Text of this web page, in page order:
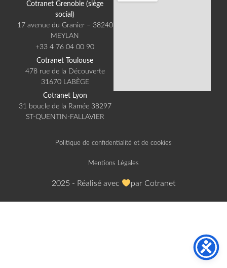
Cotranet Grenoble (siège
social)​
17 avenue du Granier – 38240
MEYLAN​
+33 4 76 04 00 90​
Cotranet Toulouse​
478 rue de la Découverte
31670 LABÈGE​
Cotranet Lyon​
31 boucle de la Ramée 38297
ST-QUENTIN-FALLAVIER​
Politique de confidentialité et de cookies
Mentions Légales
2025 - Réalisé avec par Cotranet